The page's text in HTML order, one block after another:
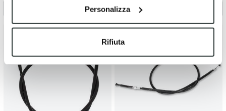
Personalizza
Rifiuta